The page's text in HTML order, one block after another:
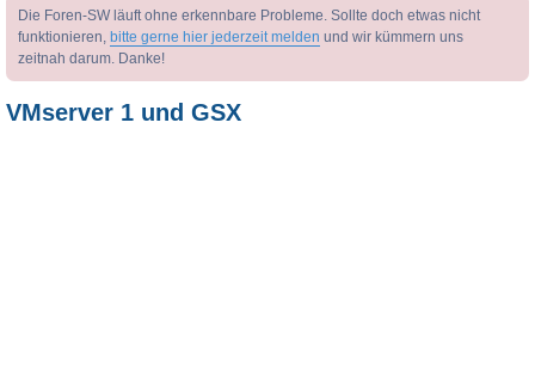
Die Foren-SW läuft ohne erkennbare Probleme. Sollte doch etwas nicht
funktionieren, bitte gerne hier jederzeit melden und wir kümmern uns
zeitnah darum. Danke!
VMserver 1 und GSX